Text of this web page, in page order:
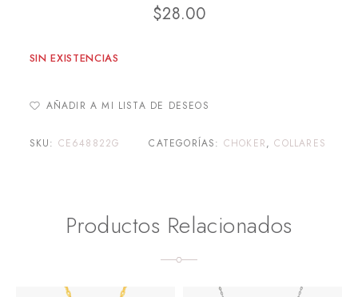
$28.00
SIN EXISTENCIAS
AÑADIR A MI LISTA DE DESEOS
SKU: CE648822G CATEGORÍAS: CHOKER,COLLARES
Productos Relacionados